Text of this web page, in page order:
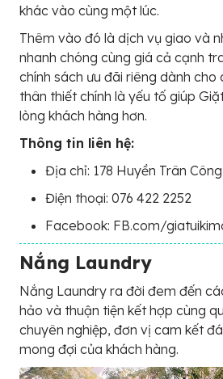
khác vào cùng một lúc.
Thêm vào đó là dịch vụ giao và
nhanh chóng cùng giá cả cạnh
chính sách ưu đãi riêng dành cho
thân thiết chính là yếu tố giúp
lòng khách hàng hơn.
Thông tin liên hệ:
Địa chỉ: 178 Huyền Trân
Điện thoại: 076 422 2252
Facebook: FB.com/
Nắng Laundry
Nắng Laundry ra đời đem đến
hảo và thuận tiện kết hợp cùng
chuyên nghiệp, đơn vị cam kết
mong đợi của khách hàng.